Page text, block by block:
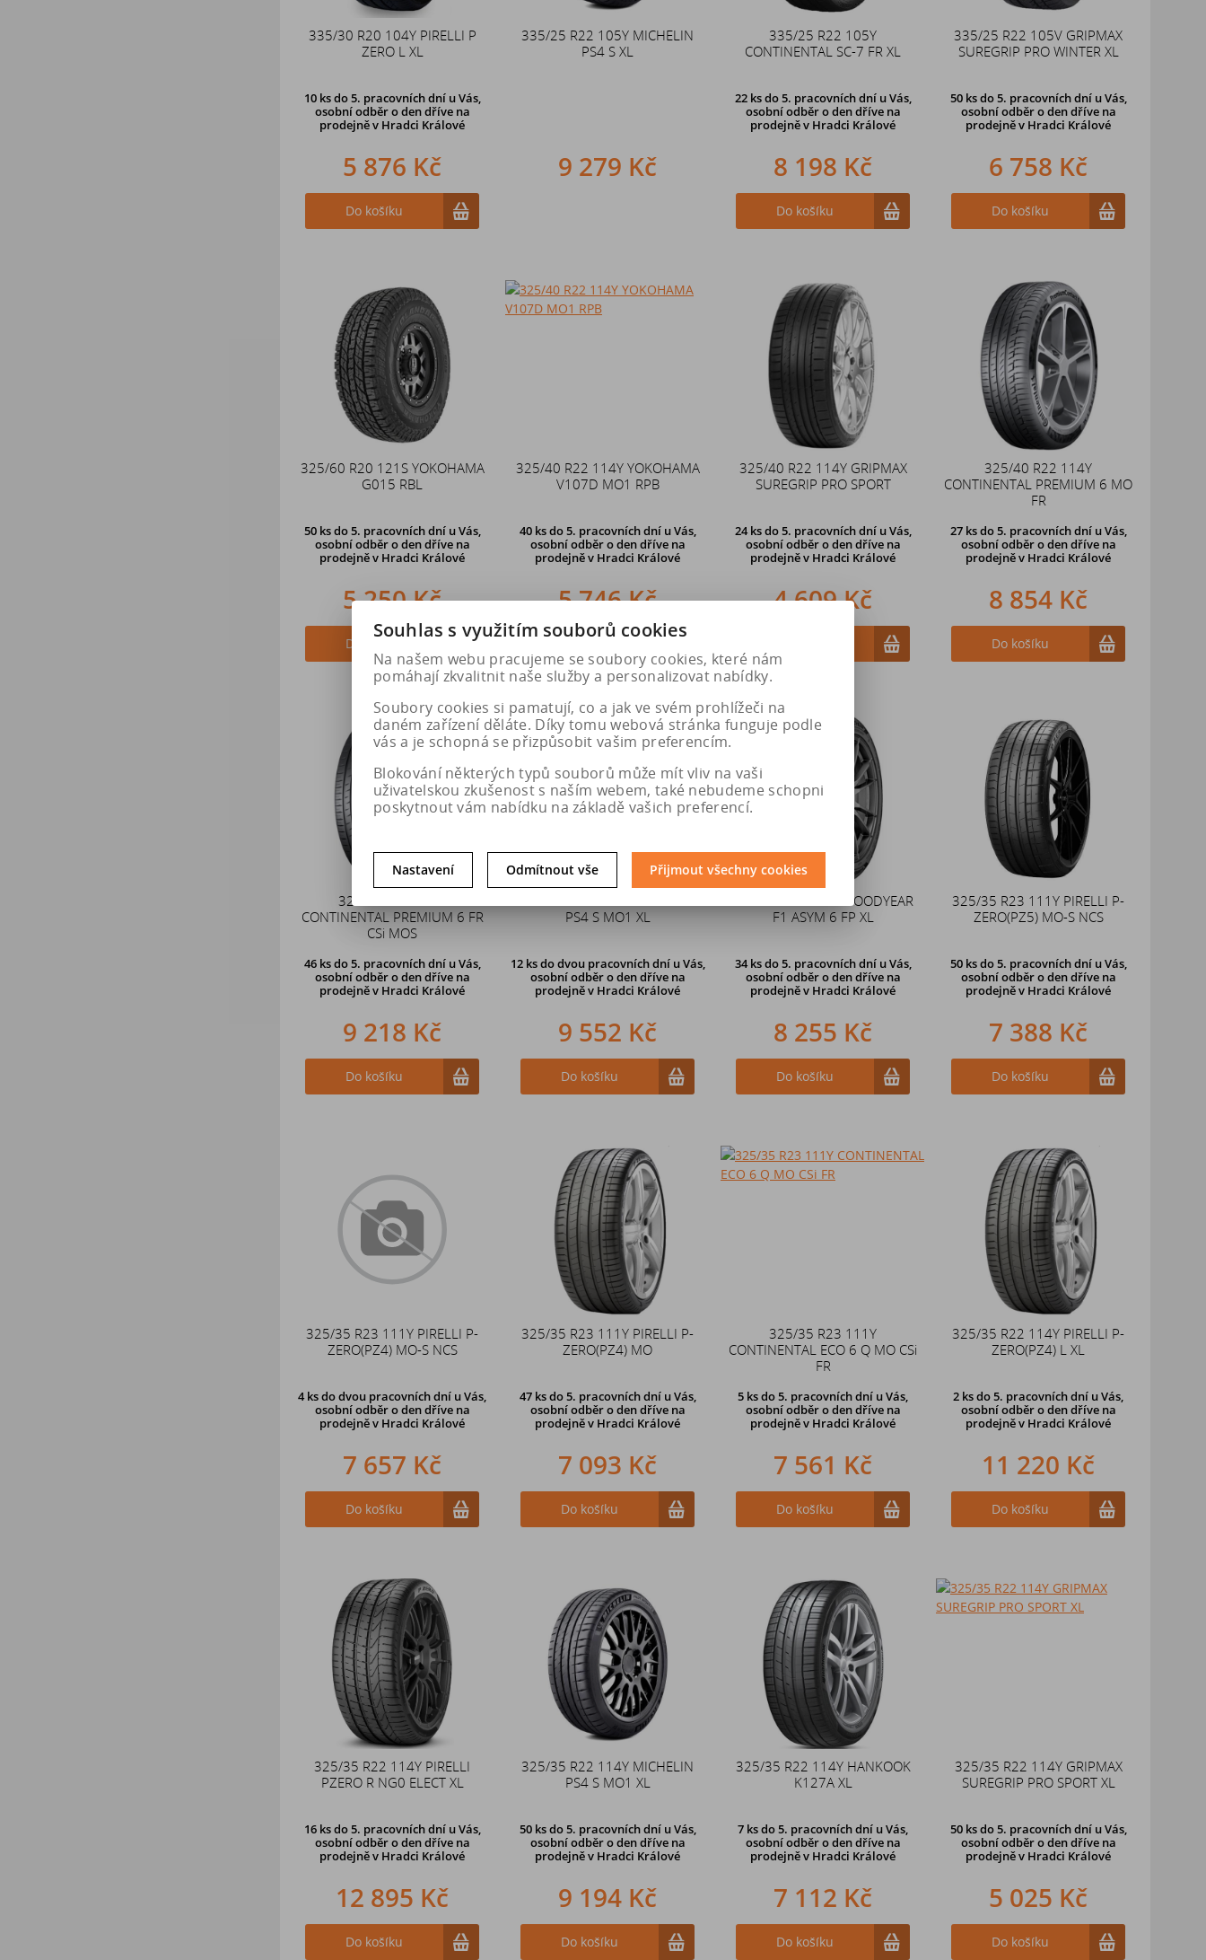
335/30 R20 104Y PIRELLI P
ZERO L XL
10 ks do 5. pracovních dní u Vás,
osobní odběr o den dříve na
prodejněv Hradci Králové
5 876 Kč
Do košíku
335/25 R22 105Y MICHELIN
PS4 S XL
9 279 Kč
335/25 R22 105Y
CONTINENTAL SC-7 FR XL
22 ks do 5. pracovních dní u Vás,
osobní odběr o den dříve na
prodejněv Hradci Králové
8 198 Kč
Do košíku
335/25 R22 105V GRIPMAX
SUREGRIP PRO WINTER XL
50 ks do 5. pracovních dní u Vás,
osobní odběr o den dříve na
prodejněv Hradci Králové
6 758 Kč
Do košíku
325/60 R20 121S YOKOHAMA
G015 RBL
50 ks do 5. pracovních dní u Vás,
osobní odběr o den dříve na
prodejněv Hradci Králové
5 250 Kč
Do košíku
325/40 R22 114Y YOKOHAMA
V107D MO1 RPB
40 ks do 5. pracovních dní u Vás,
osobní odběr o den dříve na
prodejněv Hradci Králové
5 746 Kč
325/40 R22 114Y GRIPMAX
SUREGRIP PRO SPORT
24 ks do 5. pracovních dní u Vás,
osobní odběr o den dříve na
prodejněv Hradci Králové
4 609 Kč
325/40 R22 114Y
CONTINENTAL PREMIUM 6 MO
FR
27 ks do 5. pracovních dní u Vás,
osobní odběr o den dříve na
prodejněv Hradci Králové
8 854 Kč
Do košíku
325/40 R22 114Y
CONTINENTAL PREMIUM 6 FR
CSi MOS
46 ks do 5. pracovních dní u Vás,
osobní odběr o den dříve na
prodejněv Hradci Králové
9 218 Kč
Do košíku
PS4 S MO1 XL
12 ks do dvou pracovních dní u Vás,
osobní odběr o den dřívena
prodejně v Hradci Králové
9 552 Kč
Do košíku
325/35 R23 115Y GOODYEAR
F1 ASYM 6 FP XL
34 ks do 5. pracovních dní u Vás,
osobní odběr o den dříve na
prodejněv Hradci Králové
8 255 Kč
Do košíku
325/35 R23 111Y PIRELLI P-
ZERO(PZ5) MO-S NCS
50 ks do 5. pracovních dní u Vás,
osobní odběr o den dříve na
prodejněv Hradci Králové
7 388 Kč
Do košíku
325/35 R23 111Y PIRELLI P-
ZERO(PZ4) MO-S NCS
4 ksdo dvou pracovních dní u Vás,
osobní odběr o den dřívena
prodejně v Hradci Králové
7 657 Kč
Do košíku
325/35 R23 111Y PIRELLI P-
ZERO(PZ4) MO
47 ks do 5. pracovních dní u Vás,
osobní odběr o den dříve na
prodejněv Hradci Králové
7 093 Kč
Do košíku
325/35 R23 111Y
CONTINENTAL ECO 6 Q MO CSi
FR
5 ksdo 5. pracovních dní u Vás,
osobní odběr o den dříve na
prodejněv Hradci Králové
7 561 Kč
Do košíku
325/35 R22 114Y PIRELLI P-
ZERO(PZ4) L XL
2 ksdo 5. pracovních dní u Vás,
osobní odběr o den dříve na
prodejněv Hradci Králové
11 220 Kč
Do košíku
325/35 R22 114Y PIRELLI
PZERO R NG0 ELECT XL
16 ks do 5. pracovních dní u Vás,
osobní odběr o den dříve na
prodejněv Hradci Králové
12 895 Kč
Do košíku
325/35 R22 114Y MICHELIN
PS4 S MO1 XL
50 ks do 5. pracovních dní u Vás,
osobní odběr o den dříve na
prodejněv Hradci Králové
9 194 Kč
Do košíku
325/35 R22 114Y HANKOOK
K127A XL
7 ksdo 5. pracovních dní u Vás,
osobní odběr o den dříve na
prodejněv Hradci Králové
7 112 Kč
Do košíku
325/35 R22 114Y GRIPMAX
SUREGRIP PRO SPORT XL
50 ks do 5. pracovních dní u Vás,
osobní odběr o den dříve na
prodejněv Hradci Králové
5 025 Kč
Do košíku
Souhlas s využitím souborů cookies
Na našem webu pracujeme se soubory cookies, které nám
pomáhají zkvalitnit naše služby a personalizovat nabídky.
Soubory cookies si pamatují, co a jak ve svém prohlížeči na
daném zařízení děláte. Díky tomu webová stránka funguje podle
vás a je schopná se přizpůsobit vašim preferencím.
Blokování některých typů souborů může mít vliv na vaši
uživatelskou zkušenost s naším webem, také nebudeme schopni
poskytnout vám nabídku na základě vašich preferencí.
Nastavení Odmítnout vše Přijmout všechny cookies